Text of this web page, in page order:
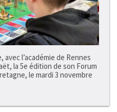
avec l’académie de Rennes
la 5e édition de son Forum
le mardi 3 novembre